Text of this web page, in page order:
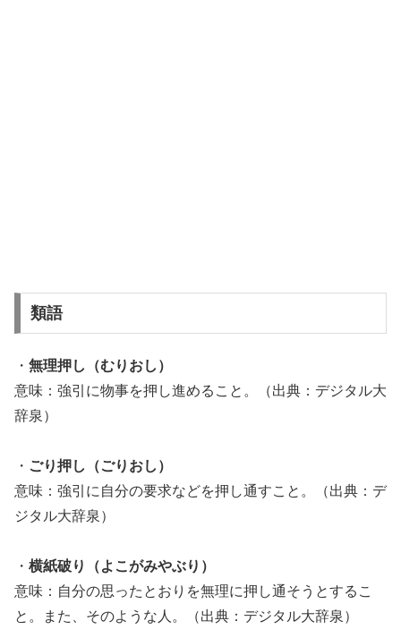
類語
・ 無理押し（むりおし）
意味：強引に物事を押し進めること。（出典：デジタル大
辞泉）
・ ごり押し（ごりおし）
意味：強引に自分の要求などを押し通すこと。（出典：デ
ジタル大辞泉）
・ 横紙破り（よこがみやぶり）
意味：自分の思ったとおりを無理に押し通そうとするこ
と。また、そのような人。（出典：デジタル大辞泉）